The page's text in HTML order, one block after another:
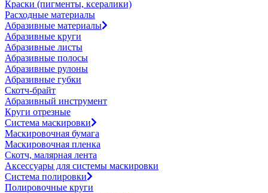
Краски (пигменты, ксералики)
Расходные материалы
Абразивные материалы
Абразивные круги
Абразивные листы
Абразивные полосы
Абразивные рулоны
Абразивные губки
Скотч-брайт
Абразивный инструмент
Круги отрезные
Система маскировки
Маскировочная бумага
Маскировочная пленка
Скотч, малярная лента
Аксессуары для системы маскировки
Система полировки
Полировочные круги